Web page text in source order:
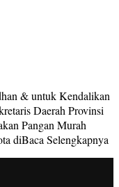
& untuk Kendalikan
Daerah Provinsi
Pangan Murah
diBaca Selengkapnya